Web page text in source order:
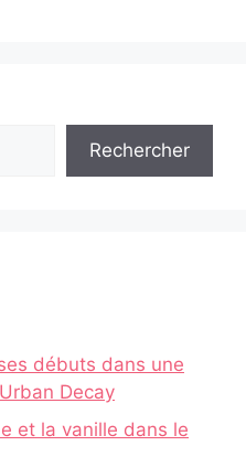
Rechercher
débuts dans une
Decay
et la vanille dans le